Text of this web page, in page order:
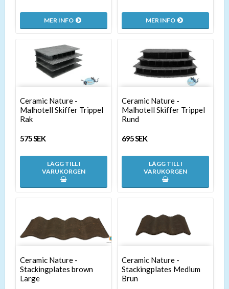
MER INFO MER INFO
Ceramic Nature -
Malhotell Skiffer Trippel
Rak
575 SEK
LÄGG TILL I
VARUKORGEN
Ceramic Nature -
Malhotell Skiffer Trippel
Rund
695 SEK
LÄGG TILL I
VARUKORGEN
Ceramic Nature -
Stackingplates brown
Large
Ceramic Nature -
Stackingplates Medium
Brun